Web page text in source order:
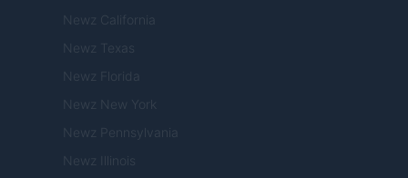
Newz California
Newz Texas
Newz Florida
Newz New York
Newz Pennsylvania
Newz Illinois